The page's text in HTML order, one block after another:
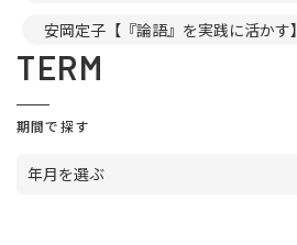
安岡定子【『論語』を実践に活かす】
TERM
期間で探す
年月を選ぶ